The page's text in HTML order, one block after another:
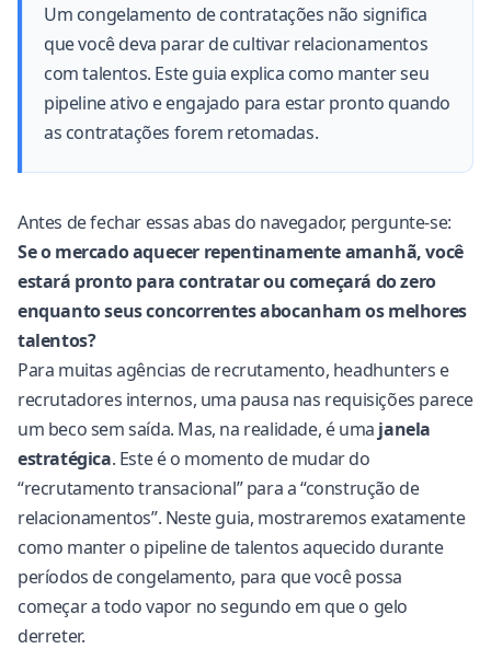
Um congelamento de contratações não significa
que você deva parar de cultivar relacionamentos
com talentos. Este guia explica como manter seu
pipeline ativo e engajado para estar pronto quando
as contratações forem retomadas.
Antes de fechar essas abas do navegador, pergunte-se:
Se o mercado aquecer repentinamente amanhã, você
estará pronto para contratar ou começará do zero
enquanto seus concorrentes abocanham os melhores
talentos?
Para muitas agências de recrutamento, headhunters e
recrutadores internos, uma pausa nas requisições parece
um beco sem saída. Mas, na realidade, é uma janela
estratégica. Este é o momento de mudar do
“recrutamento transacional” para a “construção de
relacionamentos”. Neste guia, mostraremos exatamente
como manter o pipeline de talentos aquecido durante
períodos de congelamento, para que você possa
começar a todo vapor no segundo em que o gelo
derreter.